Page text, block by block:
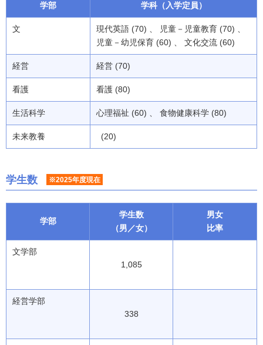
学部 学科（入学定員）
文
現代英語 (70) 、 児童－児童教育 (70) 、
児童－幼児保育 (60) 、 文化交流 (60)
経営 経営 (70)
看護 看護 (80)
生活科学 心理福祉 (60) 、 食物健康科学 (80)
未来教養 (20)
学生数 ※2025年度現在
学部
学生数
（男／女）
男女
比率
文学部
1,085
経営学部
338